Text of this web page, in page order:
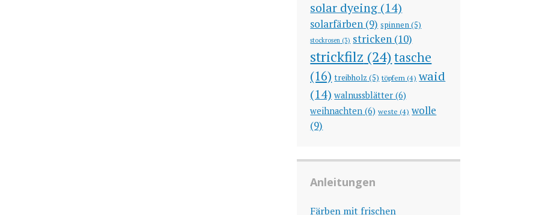
solar dyeing (14)
solarfärben (9) spinnen(5)
stockrosen (3) stricken (10)
strickfilz (24)tasche
(16) treibholz (5) töpfern(4) waid
(14) walnussblätter (6)
weihnachten (6) weste (4) wolle
(9)
Anleitungen
Färben mit frischen